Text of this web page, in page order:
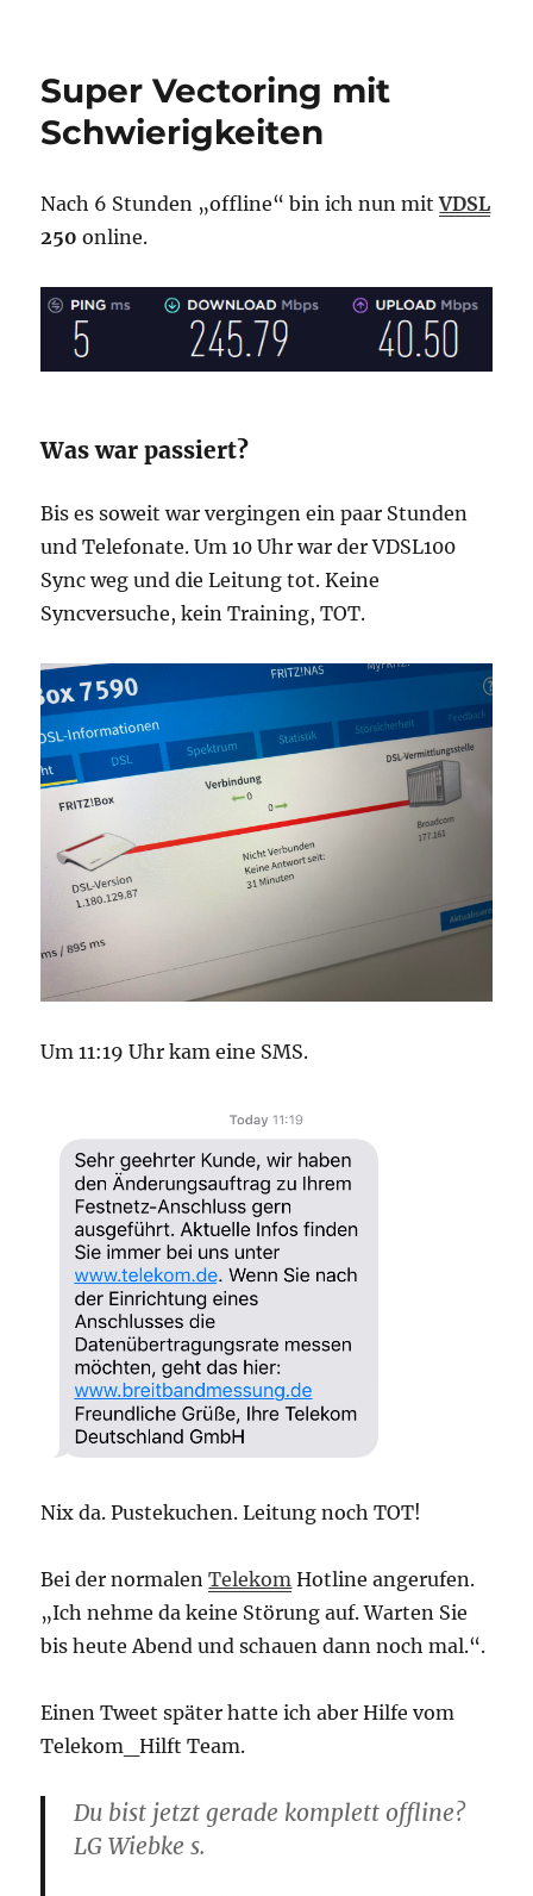
Super Vectoring mit
Schwierigkeiten
Nach 6 Stunden „offline“ bin ich nun mit VDSL
250 online.
Was war passiert?
Bis es soweit war vergingen ein paar Stunden
und Telefonate. Um 10 Uhr war der VDSL100
Sync weg und die Leitung tot. Keine
Syncversuche, kein Training, TOT.
Um 11:19 Uhr kam eine SMS.
Nix da. Pustekuchen. Leitung noch TOT!
Bei der normalenTelekom Hotline angerufen.
„Ich nehme da keine Störung auf. Warten Sie
bis heute Abend und schauen dann noch mal.“.
Einen Tweet später hatte ich aber Hilfe vom
Telekom_Hilft Team.
Du bist jetzt gerade komplett offline?
LG Wiebke s.